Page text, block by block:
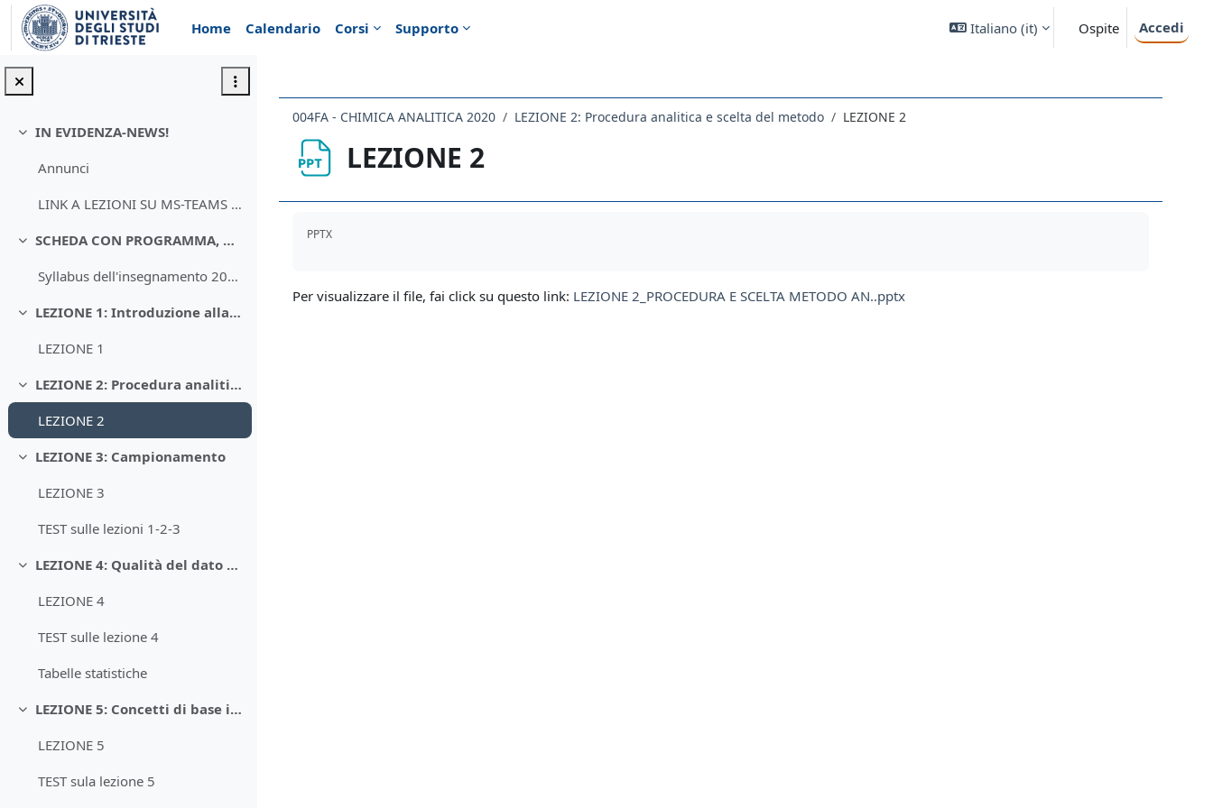
Vai al contenuto principale
Home
Calendario Corsi Supporto Italiano ‎(it)‎ Ospite Accedi
Minimizza
IN EVIDENZA-NEWS!
Annunci
LINK A LEZIONI SU MS-TEAMS CHIMICA ANALITICA 2021
Minimizza
SCHEDA CON PROGRAMMA, OBIETTIVI FORMATIVI, TESTI E ORARI
Syllabus dell'insegnamento 2020-21
Minimizza
LEZIONE 1: Introduzione alla Chimica Analitica
LEZIONE 1
Minimizza
LEZIONE 2: Procedura analitica e scelta del metodo
LEZIONE 2
Minimizza
LEZIONE 3: Campionamento
LEZIONE 3
TEST sulle lezioni 1-2-3
Minimizza
LEZIONE 4: Qualità del dato analitico
LEZIONE 4
TEST sulle lezione 4
Tabelle statistiche
Minimizza
LEZIONE 5: Concetti di base in CA
LEZIONE 5
TEST sula lezione 5
004FA - CHIMICA ANALITICA 2020 LEZIONE 2: Procedura analitica e scelta del metodo LEZIONE 2
LEZIONE 2
PPTX
Per visualizzare il file, fai click su questo link: LEZIONE 2_PROCEDURA E SCELTA METODO AN..pptx